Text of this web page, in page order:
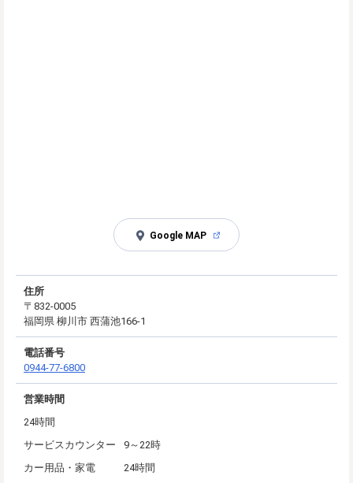
Google MAP
住所
〒832-0005
福岡県 柳川市 西蒲池166-1
電話番号
0944-77-6800
営業時間
24時間
サービスカウンター
9～22時
カー用品・家電
24時間